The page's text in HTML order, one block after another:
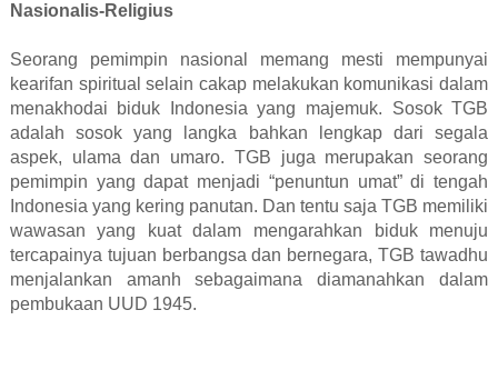
Nasionalis-Religius
Seorang pemimpin nasional memang mesti mempunyai
kearifan spiritual selain cakap melakukan komunikasi dalam
menakhodai biduk Indonesia yang majemuk. Sosok TGB
adalah sosok yang langka bahkan lengkap dari segala
aspek, ulama dan umaro. TGB juga merupakan seorang
pemimpin yang dapat menjadi “penuntun umat” di tengah
Indonesia yang kering panutan. Dan tentu saja TGB memiliki
wawasan yang kuat dalam mengarahkan biduk menuju
tercapainya tujuan berbangsa dan bernegara, TGB tawadhu
menjalankan amanh sebagaimana diamanahkan dalam
pembukaan UUD 1945.